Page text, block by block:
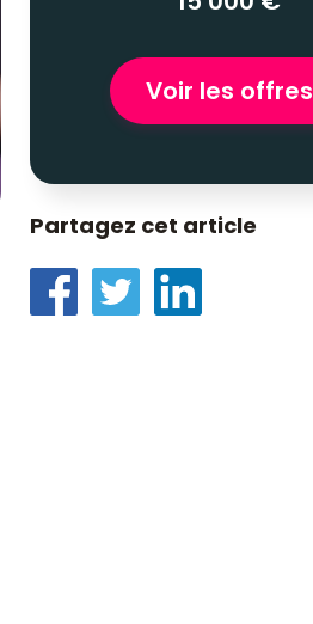
Voir les offres
Partagez cet article